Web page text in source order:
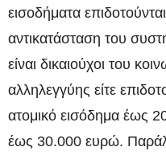
εισοδήματα
αντικατάσταση του
είναι δικαιούχοι του
αλληλεγγύης είτε
ατομικό εισόδημα έως
έως 30.000 ευρώ.